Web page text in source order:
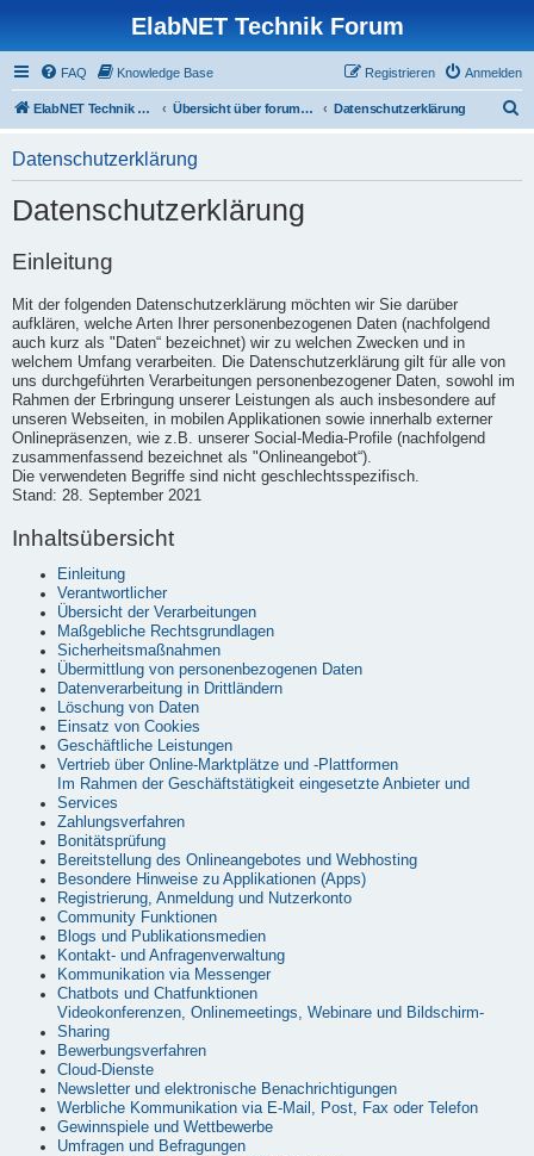
ElabNET Technik Forum
FAQ Knowledge Base Anmelden
Registrieren
ElabNET Technik Forum Übersicht über forum.timberwolf.io Datenschutzerklärung
Datenschutzerklärung
Datenschutzerklärung
Einleitung
Mit der folgenden Datenschutzerklärung möchten wir Sie darüber
aufklären, welche Arten Ihrer personenbezogenen Daten (nachfolgend
auch kurz als "Daten“ bezeichnet) wir zu welchen Zwecken und in
welchem Umfang verarbeiten. Die Datenschutzerklärung gilt für alle von
uns durchgeführten Verarbeitungen personenbezogener Daten, sowohl im
Rahmen der Erbringung unserer Leistungen als auch insbesondere auf
unseren Webseiten, in mobilen Applikationen sowie innerhalb externer
Onlinepräsenzen, wie z.B. unserer Social-Media-Profile (nachfolgend
zusammenfassend bezeichnet als "Onlineangebot“).
Die verwendeten Begriffe sind nicht geschlechtsspezifisch.
Stand: 28. September 2021
Inhaltsübersicht
Einleitung
Verantwortlicher
Übersicht der Verarbeitungen
Maßgebliche Rechtsgrundlagen
Sicherheitsmaßnahmen
Übermittlung von personenbezogenen Daten
Datenverarbeitung in Drittländern
Löschung von Daten
Einsatz von Cookies
Geschäftliche Leistungen
Vertrieb über Online-Marktplätze und -Plattformen
Im Rahmen der Geschäftstätigkeit eingesetzte Anbieter und
Services
Zahlungsverfahren
Bonitätsprüfung
Bereitstellung des Onlineangebotes und Webhosting
Besondere Hinweise zu Applikationen (Apps)
Registrierung, Anmeldung und Nutzerkonto
Community Funktionen
Blogs und Publikationsmedien
Kontakt- und Anfragenverwaltung
Kommunikation via Messenger
Chatbots und Chatfunktionen
Videokonferenzen, Onlinemeetings, Webinare und Bildschirm-
Sharing
Bewerbungsverfahren
Cloud-Dienste
Newsletter und elektronische Benachrichtigungen
Werbliche Kommunikation via E-Mail, Post, Fax oder Telefon
Gewinnspiele und Wettbewerbe
Umfragen und Befragungen